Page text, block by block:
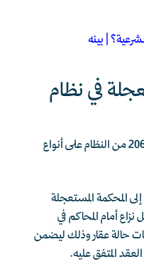
| بينه
في نظام
في المادة 206 من النظام على أنواع
المحكمة المستعجلة
أمام المحاكم في
حالة عقار وذلك ليضمن
المتفق عليه.